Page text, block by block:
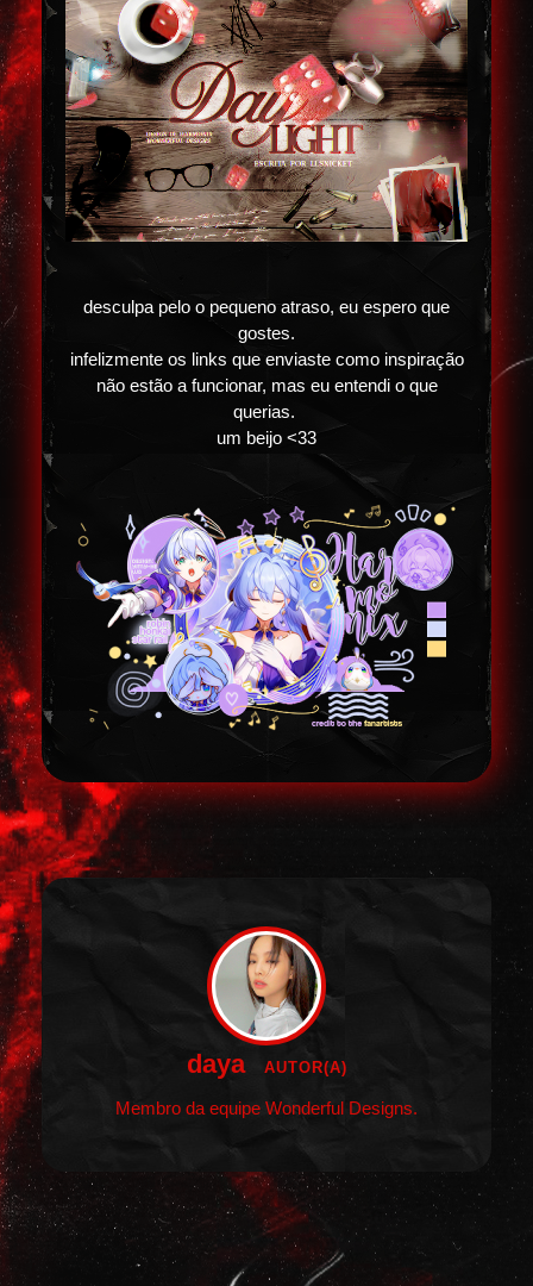
desculpa pelo o pequeno atraso, eu espero que
gostes.
infelizmente os links que enviaste como inspiração
não estão a funcionar, mas eu entendi o que
querias.
um beijo <33
daya AUTOR(A)
Membro da equipe Wonderful Designs.